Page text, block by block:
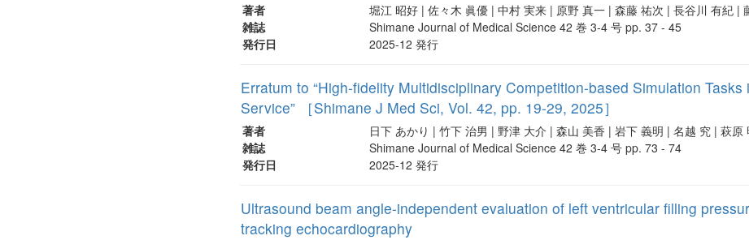
著者
堀江 昭好 | 佐々木 眞優 | 中村 実来 | 原野 真一 | 森藤 祐次 | 長谷川 有紀 |
雑誌
Shimane Journal of Medical Science 42 巻 3-4 号 pp. 37 - 45
発行日
2025-12 発行
Erratum to “High-fidelity Multidisciplinary Competition-based Simulation
Service” ［Shimane J Med Sci, Vol. 42, pp. 19-29, 2025］
著者
日下 あかり | 竹下 治男 | 野津 大介 | 森山 美香 | 岩下 義明 | 名越 究 | 萩原
雑誌
Shimane Journal of Medical Science 42 巻 3-4 号 pp. 73 - 74
発行日
2025-12 発行
Ultrasound beam angle-independent evaluation of left ventricular filling
tracking echocardiography